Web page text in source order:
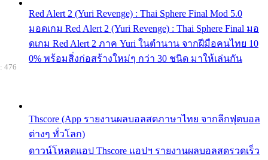
Red Alert 2 (Yuri Revenge) : Thai Sphere Final Mod 5.0
มอดเกม Red Alert 2 (Yuri Revenge) : Thai Sphere Final มอ
ดเกม Red Alert 2 ภาค Yuri ในตำนาน จากฝีมือคนไทย 10
0% พร้อมสิ่งก่อสร้างใหม่ๆ กว่า 30 ชนิด มาให้เล่นกัน
Thscore (App รายงานผลบอลสดภาษาไทย จากลีกฟุตบอล
ต่างๆ ทั่วโลก)
ดาวน์โหลดแอป Thscore แอปฯ รายงานผลบอลสดรวดเร็ว
476